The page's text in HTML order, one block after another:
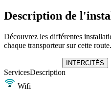
Description de
Découvrez les différentes
chaque transporteur sur cette route.
INTERCITÉS
ServicesDescription
Wifi